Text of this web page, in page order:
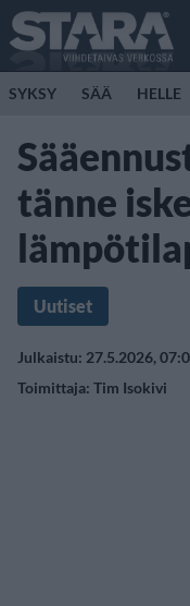
SYKSY SÄÄ HELLE
tänne
Uutiset
Julkaistu: 27.5.2026,
Toimittaja: Tim Isokivi